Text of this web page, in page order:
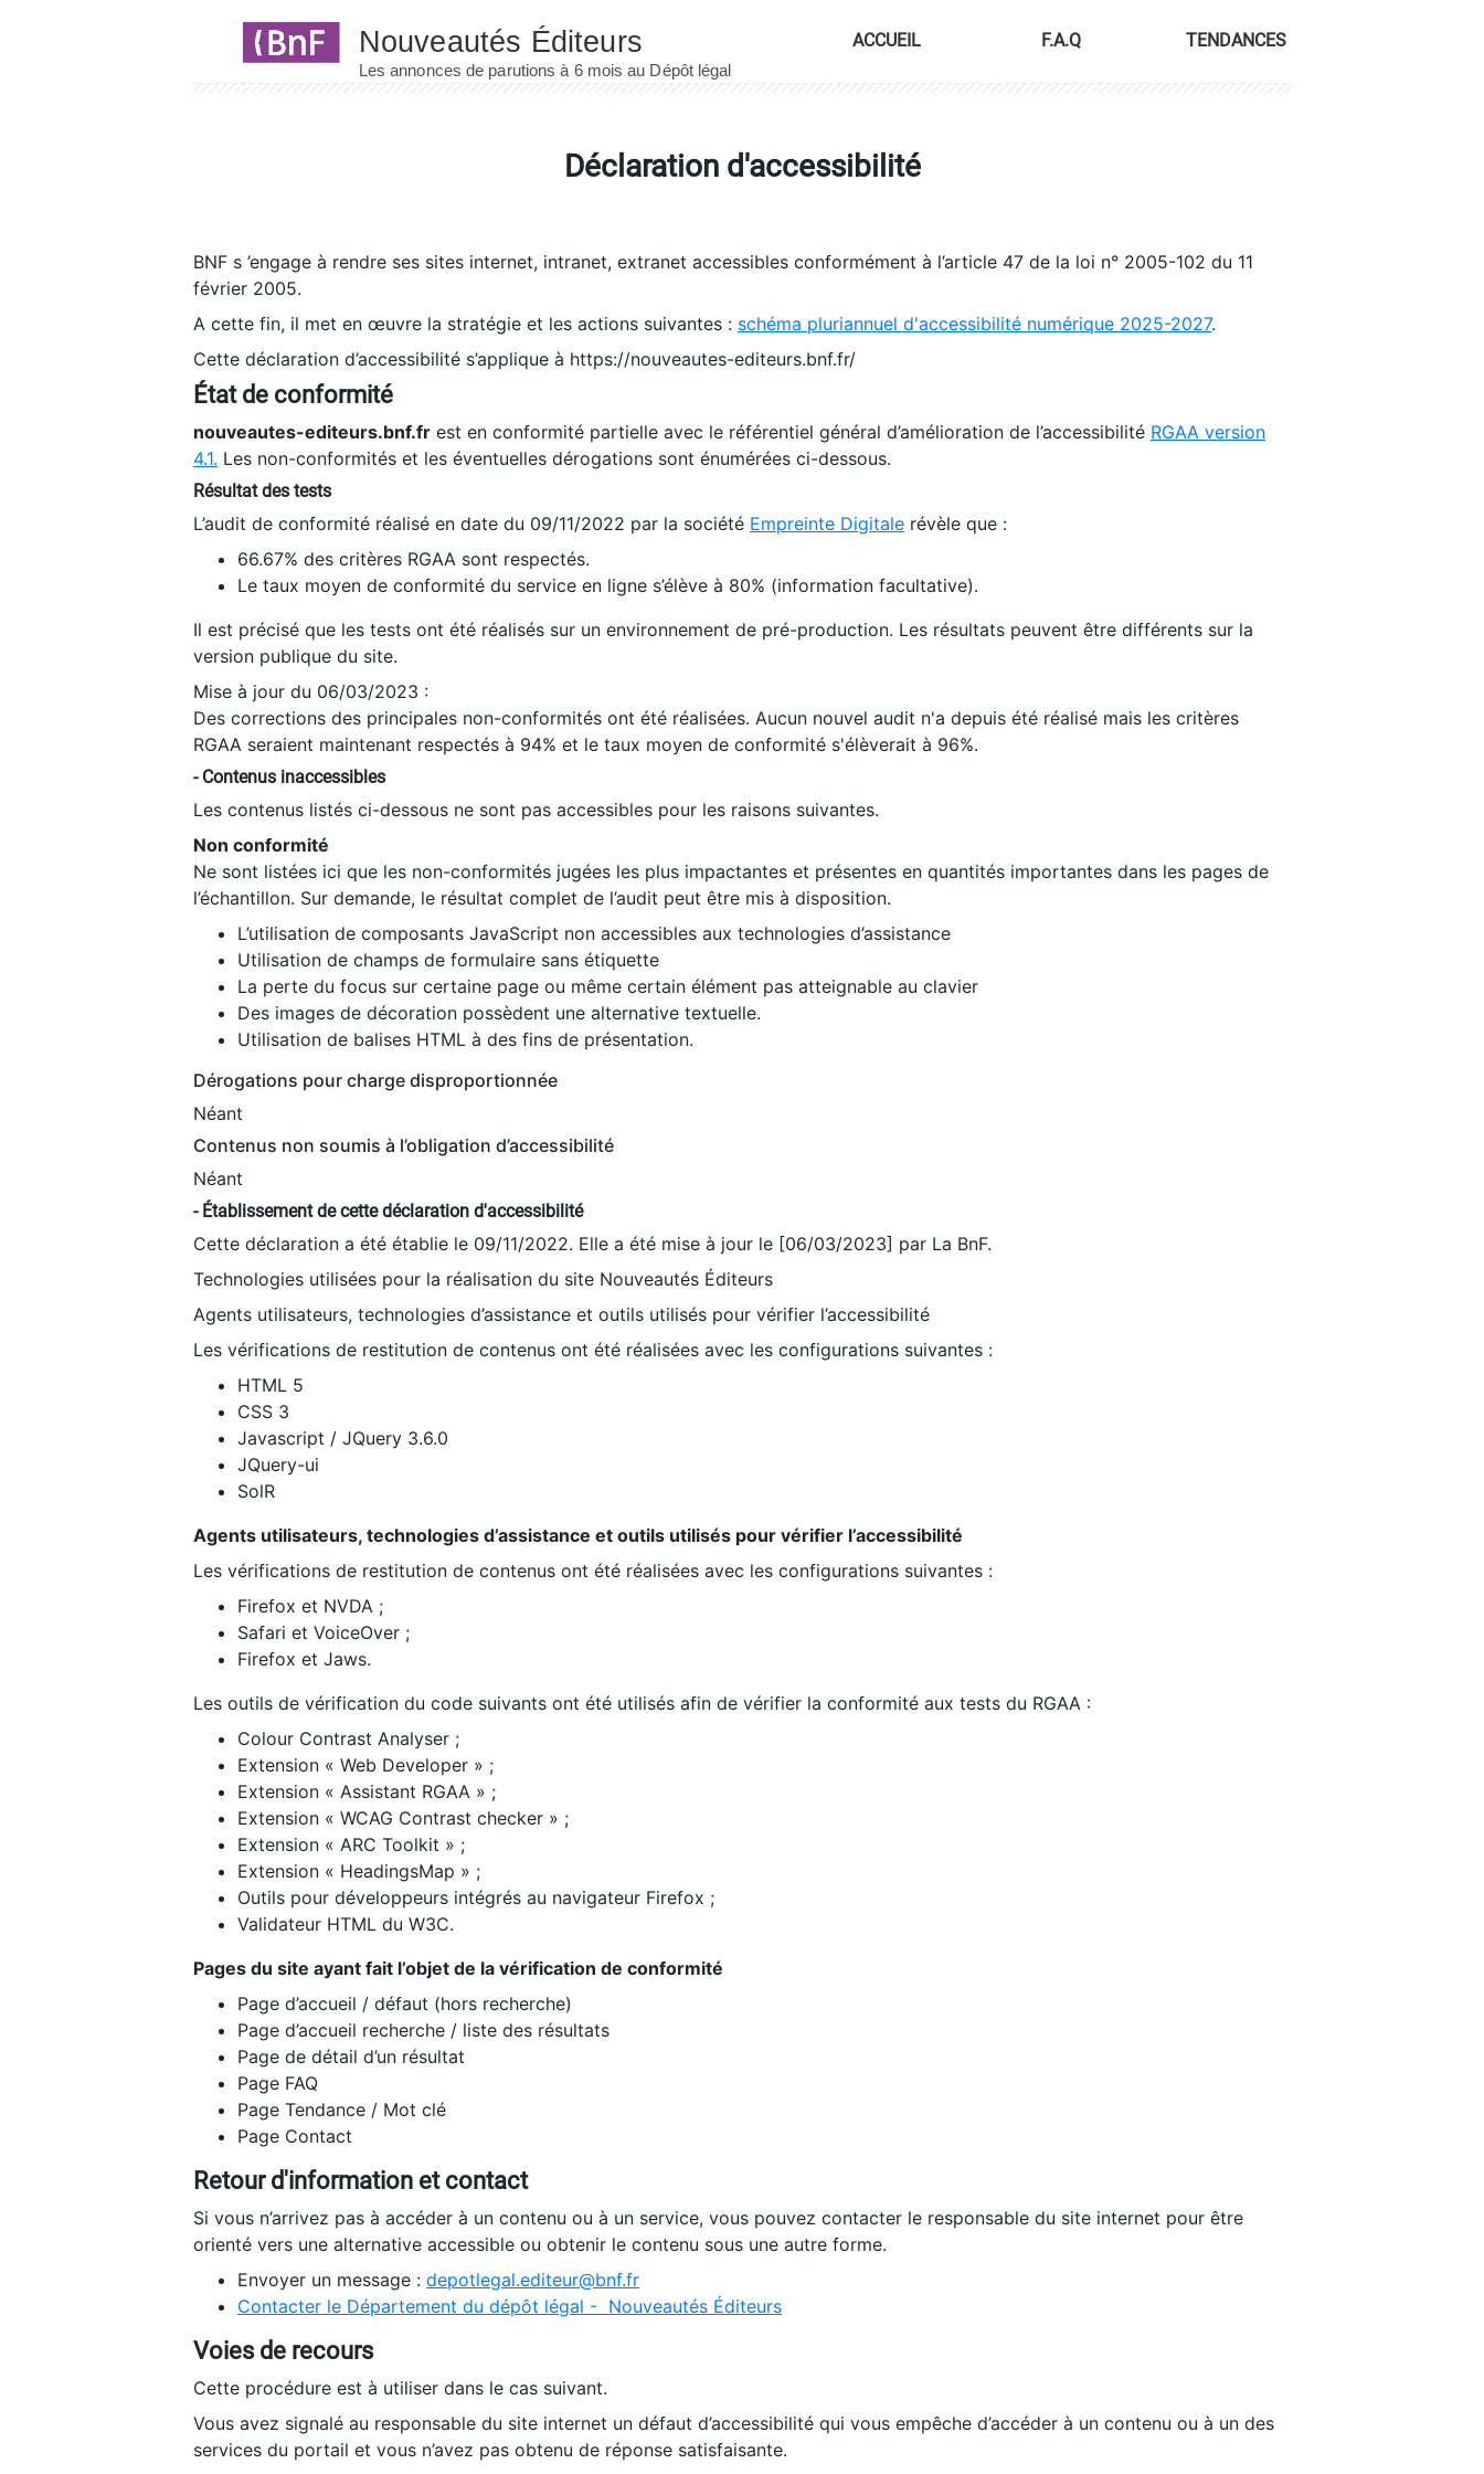
ACCUEIL F.A.Q TENDANCES
Déclaration d'accessibilité
BNF s ’engage à rendre ses sites internet, intranet, extranet accessibles conformément à l’article 47 de la loi n° 2005-102 du 11
février 2005.
A cette fin, il met en œuvre la stratégie et les actions suivantes : schéma pluriannuel d'accessibilité numérique 2025-2027.
Cette déclaration d’accessibilité s’applique à https://nouveautes-editeurs.bnf.fr/
État de conformité
nouveautes-editeurs.bnf.fr est en conformité partielle avec le référentiel général d’amélioration de l’accessibilité RGAA version
4.1. Les non-conformités et les éventuelles dérogations sont énumérées ci-dessous.
Résultat des tests
L’audit de conformité réalisé en date du 09/11/2022 par la société Empreinte Digitale révèle que :
66.67% des critères RGAA sont respectés.
Le taux moyen de conformité du service en ligne s’élève à 80% (information facultative).
Il est précisé que les tests ont été réalisés sur un environnement de pré-production. Les résultats peuvent être différents sur la
version publique du site.
Mise à jour du 06/03/2023 :
Des corrections des principales non-conformités ont été réalisées. Aucun nouvel audit n'a depuis été réalisé mais les critères
RGAA seraient maintenant respectés à 94% et le taux moyen de conformité s'élèverait à 96%.
- Contenus inaccessibles
Les contenus listés ci-dessous ne sont pas accessibles pour les raisons suivantes.
Non conformité
Ne sont listées ici que les non-conformités jugées les plus impactantes et présentes en quantités importantes dans les pages de
l’échantillon. Sur demande, le résultat complet de l’audit peut être mis à disposition.
L’utilisation de composants JavaScript non accessibles aux technologies d’assistance
Utilisation de champs de formulaire sans étiquette
La perte du focus sur certaine page ou même certain élément pas atteignable au clavier
Des images de décoration possèdent une alternative textuelle.
Utilisation de balises HTML à des fins de présentation.
Dérogations pour charge disproportionnée
Néant
Contenus non soumis à l’obligation d’accessibilité
Néant
- Établissement de cette déclaration d'accessibilité
Cette déclaration a été établie le 09/11/2022. Elle a été mise à jour le [06/03/2023] par La BnF.
Technologies utilisées pour la réalisation du site Nouveautés Éditeurs
Agents utilisateurs, technologies d’assistance et outils utilisés pour vérifier l’accessibilité
Les vérifications de restitution de contenus ont été réalisées avec les configurations suivantes :
HTML 5
CSS 3
Javascript / JQuery 3.6.0
JQuery-ui
SolR
Agents utilisateurs, technologies d’assistance et outils utilisés pour vérifier l’accessibilité
Les vérifications de restitution de contenus ont été réalisées avec les configurations suivantes :
Firefox et NVDA ;
Safari et VoiceOver ;
Firefox et Jaws.
Les outils de vérification du code suivants ont été utilisés afin de vérifier la conformité aux tests du RGAA :
Colour Contrast Analyser ;
Extension « Web Developer » ;
Extension « Assistant RGAA » ;
Extension « WCAG Contrast checker » ;
Extension « ARC Toolkit » ;
Extension « HeadingsMap » ;
Outils pour développeurs intégrés au navigateur Firefox ;
Validateur HTML du W3C.
Pages du site ayant fait l’objet de la vérification de conformité
Page d’accueil / défaut (hors recherche)
Page d’accueil recherche / liste des résultats
Page de détail d’un résultat
Page FAQ
Page Tendance / Mot clé
Page Contact
Retour d'information et contact
Si vous n’arrivez pas à accéder à un contenu ou à un service, vous pouvez contacter le responsable du site internet pour être
orienté vers une alternative accessible ou obtenir le contenu sous une autre forme.
Envoyer un message : depotlegal.editeur@bnf.fr
Contacter le Département du dépôt légal - Nouveautés Éditeurs
Voies de recours
Cette procédure est à utiliser dans le cas suivant.
Vous avez signalé au responsable du site internet un défaut d’accessibilité qui vous empêche d’accéder à un contenu ou à un des
services du portail et vous n’avez pas obtenu de réponse satisfaisante.